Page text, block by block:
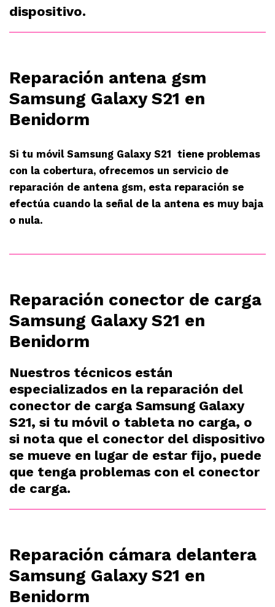
dispositivo.
Reparación antena gsm
Samsung Galaxy S21 en
Benidorm
Si tu móvil Samsung Galaxy S21 tiene problemas
con la cobertura, ofrecemos un servicio de
reparación de antena gsm, esta reparación se
efectúa cuando la señal de la antena es muy baja
o nula.
Reparación conector de carga
Samsung Galaxy S21 en
Benidorm
Nuestros técnicos están
especializados en la reparación del
conector de carga Samsung Galaxy
S21, si tu móvil o tableta no carga, o
si nota que el conector del dispositivo
se mueve en lugar de estar fijo, puede
que tenga problemas con el conector
de carga.
Reparación cámara delantera
Samsung Galaxy S21 en
Benidorm